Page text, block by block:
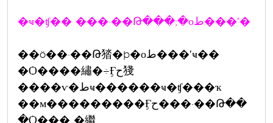
�ҹ�ʧ�� ���·��Թ���;�оط���ʹ�
��ö��·��Թ㹺�þ�оط���ʹҹ��
�Ѻ����繡�÷Ӻح㹽
����ѵ�طҹ������ҹ�ʧ���ҡ
��м���������Ӻح���·��Թ��